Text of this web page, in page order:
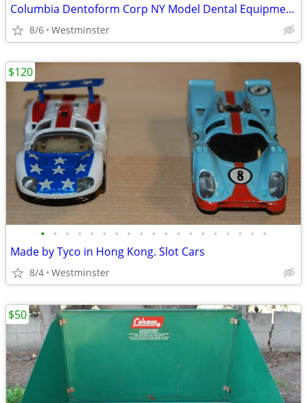
Columbia Dentoform Corp NY Model Dental Equipment Adult Teeth
8/6 Westminster
• • • • • • • • • • • • • • • • • • •
Made by Tyco in Hong Kong. Slot Cars
8/4 Westminster
$120
$50